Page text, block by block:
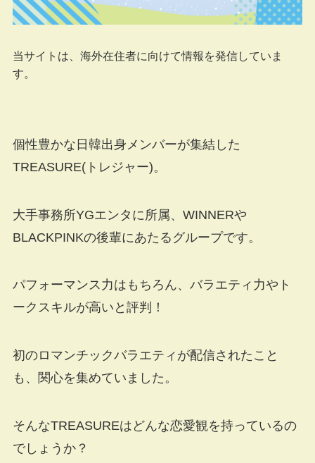
当サイトは、海外在住者に向けて情報を発信していま
す。
個性豊かな日韓出身メンバーが集結した
TREASURE(トレジャー)。
大手事務所YGエンタに所属、WINNERや
BLACKPINKの後輩にあたるグループです。
パフォーマンス力はもちろん、バラエティ力やト
ークスキルが高いと評判！
初のロマンチックバラエティが配信されたこと
も、関心を集めていました。
そんなTREASUREはどんな恋愛観を持っているの
でしょうか？